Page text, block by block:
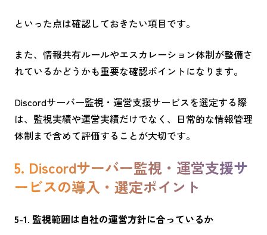
といった点は確認しておきたい項目です。
また、情報共有ルールやエスカレーション体制が整備さ
れているかどうかも重要な確認ポイントになります。
Discordサーバー監視・運営支援サービスを選定する際
は、監視実績や運営実績だけでなく、日常的な情報管理
体制まで含めて評価することが大切です。
5. Discordサーバー監視・運営支援サ
ービスの導入・選定ポイント
5-1. 監視範囲は自社の運営方針に合っているか